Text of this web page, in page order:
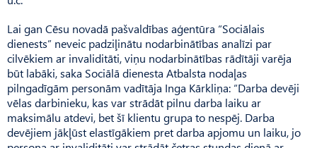
Lai gan Cēsu novadā pašvaldības aģentūra “Sociālais
dienests” neveic padziļinātu nodarbinātības analīzi par
cilvēkiem ar invaliditāti, viņu nodarbinātības rādītāji varēja
būt labāki, saka Sociālā dienesta Atbalsta nodaļas
pilngadīgām personām vadītāja Inga Kārkliņa: “Darba devēji
vēlas dar­binieku, kas var strādāt pilnu darba laiku ar
maksimālu atdevi, bet šī klientu grupa to nespēj. Darba
devējiem jākļūst elastīgākiem pret darba apjomu un laiku, jo